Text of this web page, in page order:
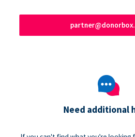
Need additional